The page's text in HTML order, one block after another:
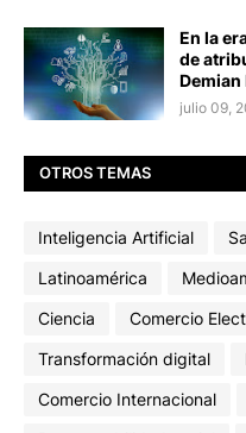
En la
de
Demian
julio 09,
OTROS TEMAS
Inteligencia Artificial
Latinoamérica
Ciencia
Comercio
Transformación digital
Comercio Internacional